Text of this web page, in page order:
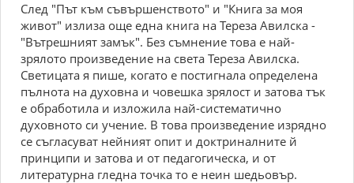
След "Път към съвършенството" и "Книга за моя
живот" излиза още една книга на Тереза Авилска -
"Вътрешният замък". Без съмнение това е най-
зрялото произведение на света Тереза Авилска.
Светицата я пише, когато е постигнала определена
пълнота на духовна и човешка зрялост и затова тък
е обработила и изложила най-систематично
духовното си учение. В това произведение изрядно
се съгласуват нейният опит и доктриналните й
принципи и затова и от педагогическа, и от
литературна гледна точка то е неин шедьовър.